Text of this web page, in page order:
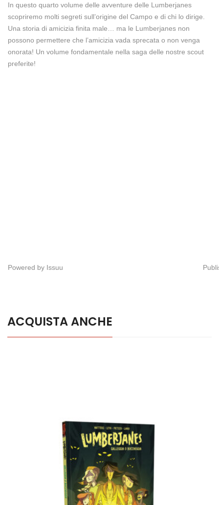
In questo quarto volume delle avventure delle Lumberjanes
scopriremo molti segreti sull’origine del Campo e di chi lo dirige.
Una storia di amicizia finita male… ma le Lumberjanes non
possono permettere che l’amicizia vada sprecata o non venga
onorata! Un volume fondamentale nella saga delle nostre scout
preferite!
Powered by Issuu
ACQUISTA ANCHE